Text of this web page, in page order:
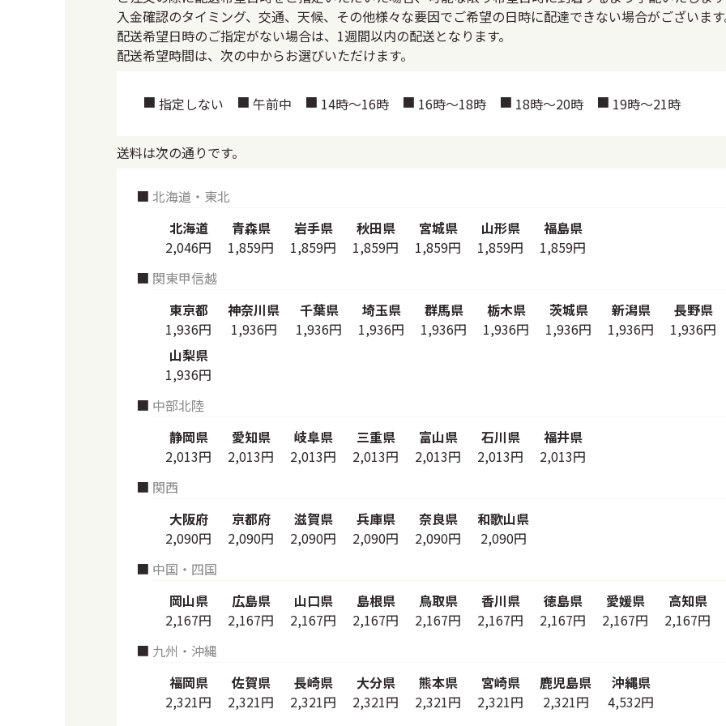
入金確認のタイミング、交通、天候、その他様々な要因でご希望の日時に配達できない場合がございま
配送希望日時のご指定がない場合は、1週間以内の配送となります。
配送希望時間は、次の中からお選びいただけます。
指定しない 午前中 14時～16時 16時～18時 18時～20時 19時～21時
送料は次の通りです。
北海道・東北
北海道
2,046円
青森県
1,859円
岩手県
1,859円
秋田県
1,859円
宮城県
1,859円
山形県
1,859円
福島県
1,859円
関東甲信越
東京都
1,936円
神奈川県
1,936円
千葉県
1,936円
埼玉県
1,936円
群馬県
1,936円
栃木県
1,936円
茨城県
1,936円
新潟県
1,936円
長野県
1,936円
山梨県
1,936円
中部北陸
静岡県
2,013円
愛知県
2,013円
岐阜県
2,013円
三重県
2,013円
富山県
2,013円
石川県
2,013円
福井県
2,013円
関西
大阪府
2,090円
京都府
2,090円
滋賀県
2,090円
兵庫県
2,090円
奈良県
2,090円
和歌山県
2,090円
中国・四国
岡山県
2,167円
広島県
2,167円
山口県
2,167円
島根県
2,167円
鳥取県
2,167円
香川県
2,167円
徳島県
2,167円
愛媛県
2,167円
高知県
2,167円
九州・沖縄
福岡県
2,321円
佐賀県
2,321円
長崎県
2,321円
大分県
2,321円
熊本県
2,321円
宮崎県
2,321円
鹿児島県
2,321円
沖縄県
4,532円